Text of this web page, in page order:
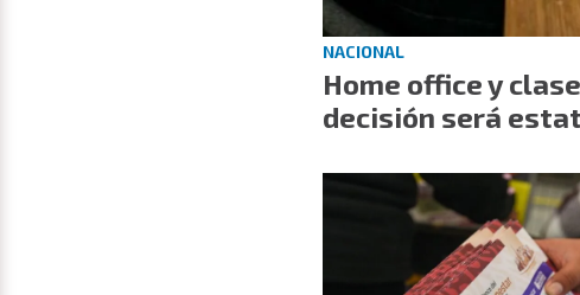
NACIONAL
Home office y
decisión será